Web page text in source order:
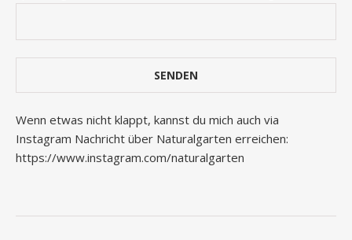
Wenn etwas nicht klappt, kannst du mich auch via
Instagram Nachricht über Naturalgarten erreichen:
https://www.instagram.com/naturalgarten